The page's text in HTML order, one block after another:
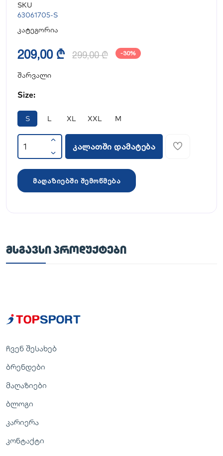
SKU
63061705-S
კატეგორია
209,00 ₾ 299,00 ₾ -30%
შარვალი
Size:
S L XL XXL M
კალათში დამატება
მაღაზიებში შემოწმება
ᲛᲡᲒᲐᲕᲡᲘ ᲞᲠᲝᲓᲣᲥᲢᲔᲑᲘ
ჩვენ შესახებ
ბრენდები
მაღაზიები
ბლოგი
კარიერა
კონტაქტი